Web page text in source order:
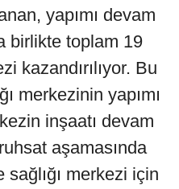
yapımı devam
birlikte toplam 19
kazandırılıyor. Bu
merkezinin yapımı
inşaatı devam
aşamasında
merkezi için